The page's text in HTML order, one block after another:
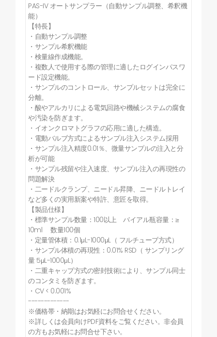
PAS-IV オートサンプラー（自動サンプル調整、希釈機
能）
【特長】
・自動サンプル調整
・サンプル希釈機能
・検量線作成機能。
・複数人で使用する際の管理に適したログインパスワ
ード設定機能。
・サンプルのコントロール、サンプルセットは完全に
分離。
・酸やアルカリによる電気回路や機械システムの腐食
や汚染を防ぎます。
・イオンクロマトグラフの応用に適した構造。
・電動バルブ方式によるサンプル注入システム採用
・サンプル注入精度0.01％、微量サンプルの注入と分
析が可能
・サンプル残留や注入速度、サンプル注入の再現性の
問題解決
・二ードルクランプ、ニードル昇降、ニードルトレイ
など多くの実用新案や特許、意匠を取得。
【製品仕様】
・標準サンプル数量：100以上 バイアル瓶容量：≥
10ml 数量100個
・定量管体積：0.1μL-1000μL（ フルチューブ方式）
・サンプル体積の再現性：0.01% RSD（ サンプリング
量 5μL-1000μL）
・二重キャップ方式の密封技術により、サンプル同士
のコンタミを防ぎます。
・CV < 0.001%
-------------
※価格帯・納期はお気軽にお問合せください。
※詳しくは会員向けPDF資料をご覧ください。非会員
の方もお気軽にお問合せ下さい。